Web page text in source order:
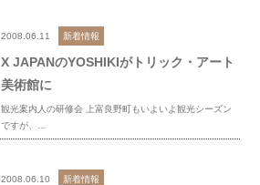
2008.06.11 新着情報
X JAPANのYOSHIKIがトリック・アート
美術館に
観光案内人の研修会 上富良野町もいよいよ観光シーズン
ですが、…
2008.06.10 新着情報